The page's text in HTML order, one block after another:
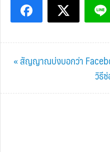
Previous
« สัญญาณบ่งบอกว่า
วิธี